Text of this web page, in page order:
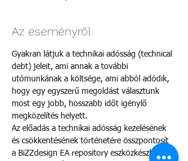
Az eseményről
Gyakran látjuk a technikai adósság (technical
debt) jeleit, ami annak a további
utómunkának a költsége, ami abból adódik,
hogy egy egyszerű megoldást választunk
most egy jobb, hosszabb időt igénylő
megközelítés helyett.
Az előadás a technikai adósság kezelésének
és csökkentésének történetére összpontosít
a BiZZdesign EA repository eszközkészlet